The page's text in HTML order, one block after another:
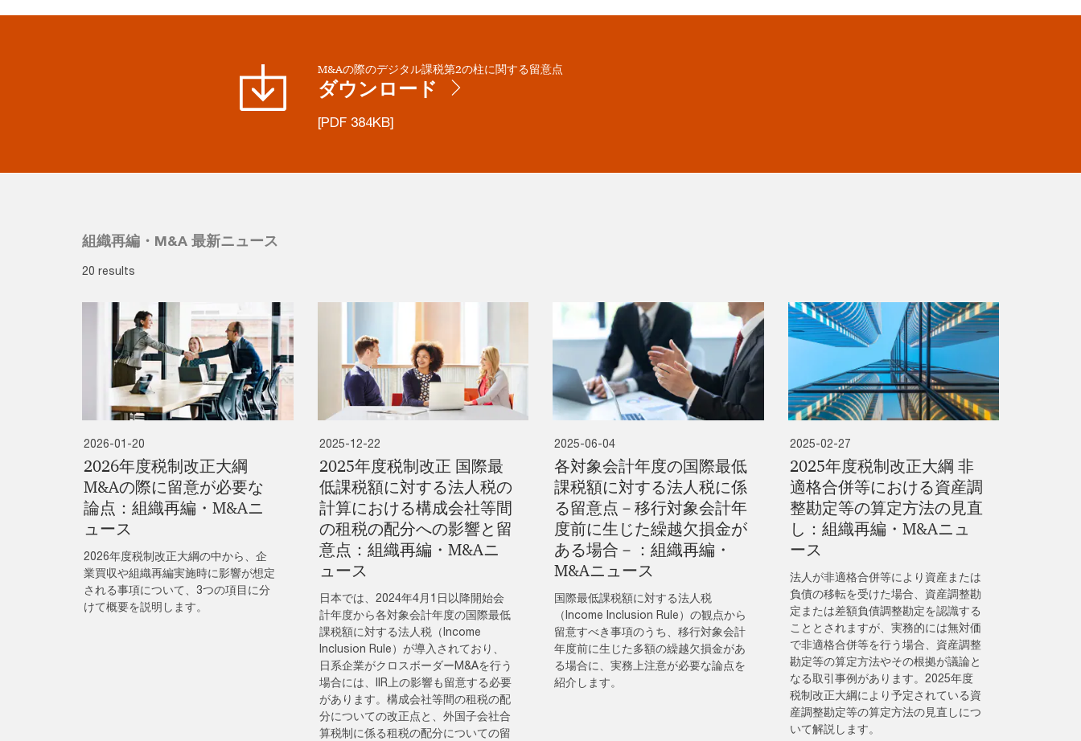
M&Aの際のデジタル課税第2の柱に関する留意点
ダウンロード
[PDF 384KB]
組織再編・M&A 最新ニュース
20 results
2026-01-20
2026年度税制改正大綱
M&Aの際に留意が必要な
論点：組織再編・M&Aニ
ュース
2026年度税制改正大綱の中から、企
業買収や組織再編実施時に影響が想定
される事項について、3つの項目に分
けて概要を説明します。
2025-12-22
2025年度税制改正 国際最
低課税額に対する法人税の
計算における構成会社等間
の租税の配分への影響と留
意点：組織再編・M&Aニ
ュース
日本では、2024年4月1日以降開始会
計年度から各対象会計年度の国際最低
課税額に対する法人税（Income
Inclusion Rule）が導入されており、
日系企業がクロスボーダーM&Aを行う
場合には、IIR上の影響も留意する必要
があります。構成会社等間の租税の配
分についての改正点と、外国子会社合
算税制に係る租税の配分についての留
2025-06-04
各対象会計年度の国際最低
課税額に対する法人税に係
る留意点－移行対象会計年
度前に生じた繰越欠損金が
ある場合－：組織再編・
M&Aニュース
国際最低課税額に対する法人税
（Income Inclusion Rule）の観点から
留意すべき事項のうち、移行対象会計
年度前に生じた多額の繰越欠損金があ
る場合に、実務上注意が必要な論点を
紹介します。
2025-02-27
2025年度税制改正大綱 非
適格合併等における資産調
整勘定等の算定方法の見直
し：組織再編・M&Aニュ
ース
法人が非適格合併等により資産または
負債の移転を受けた場合、資産調整勘
定または差額負債調整勘定を認識する
こととされますが、実務的には無対価
で非適格合併等を行う場合、資産調整
勘定等の算定方法やその根拠が議論と
なる取引事例があります。2025年度
税制改正大綱により予定されている資
産調整勘定等の算定方法の見直しにつ
いて解説します。